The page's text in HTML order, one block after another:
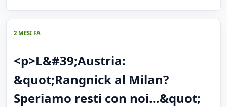
2 MESI FA
<p>L&#39;Austria:
&quot;Rangnick al Milan?
Speriamo resti con noi…&quot;